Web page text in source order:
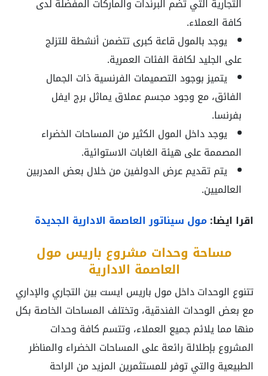
التجارية التي تضم البرندات والماركات المفضلة لدى
كافة العملاء.
يوجد بالمول قاعة كبرى تتضمن أنشطة للتزلج
على الجليد لكافة الفئات العمرية.
يتميز بوجود التصميمات الفرنسية ذات الجمال
الفائق، مع وجود مجسم عملاق يماثل برج ايفل
بفرنسا.
يوجد داخل المول الكثير من المساحات الخضراء
المصممة على هيئة الغابات الاستوائية.
يتم تقديم عرض الدولفين من خلال بعض المدربين
العالميين.
اقرا ايضا:مول سيناتور العاصمة الادارية الجديدة
مساحة وحدات مشروع باريس مول
العاصمة الادارية
تتنوع الوحدات داخل مول باريس ايست بين التجاري والإداري
مع بعض الوحدات الفندقية، وتختلف المساحات الخاصة بكل
منها مما يلائم جميع العملاء، وتتسم كافة وحدات
المشروع بإطلالة رائعة على المساحات الخضراء والمناظر
الطبيعية والتي توفر للمستثمرين المزيد من الراحة